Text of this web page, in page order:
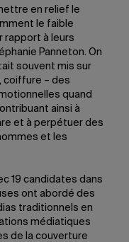
en relief le
le faible
rapport à leurs
Panneton. On
souvent mis sur
coiffure – des
quand
ainsi à
et à perpétuer des
et les
19 candidates dans
ont abordé des
traditionnels en
médiatiques
de la couverture